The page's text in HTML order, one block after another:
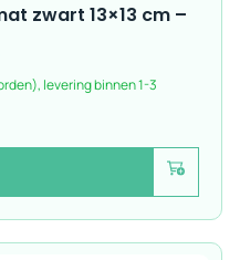
zwart 13×13 cm –
levering binnen 1-3
Voeg toe